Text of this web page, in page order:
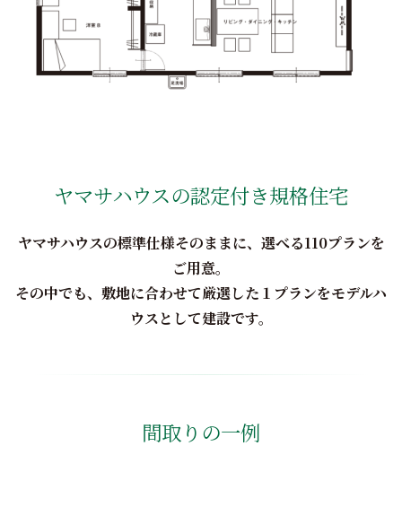
ヤマサハウスの認定付き規格住宅
ヤマサハウスの標準仕様そのままに、選べる110プランを
ご用意。
その中でも、敷地に合わせて厳選した１プランをモデルハ
ウスとして建設です。
間取りの一例